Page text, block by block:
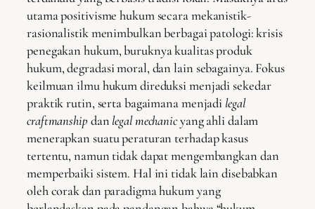
utama positivisme hukum secara mekanistik-
rasionalistik menimbulkan berbagai patologi: krisis
penegakan hukum, buruknya kualitas produk
hukum, degradasi moral, dan lain sebagainya. Fokus
keilmuan ilmu hukum direduksi menjadi sekedar
praktik rutin, serta bagaimana menjadi legal
craftmanship dan legal mechanicyang ahli dalam
menerapkan suatu peraturan terhadap kasus
tertentu, namun tidak dapat mengembangkan dan
memperbaiki sistem. Hal ini tidak lain disebabkan
oleh corak dan paradigma hukum yang